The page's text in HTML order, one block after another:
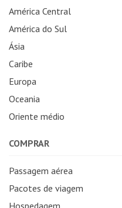
América Central
América do Sul
Ásia
Caribe
Europa
Oceania
Oriente médio
COMPRAR
Passagem aérea
Pacotes de viagem
Hospedagem